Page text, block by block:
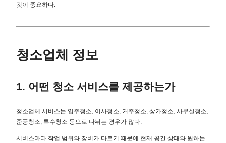
것이 중요하다.
청소업체 정보
1. 어떤 청소 서비스를 제공하는가
청소업체 서비스는 입주청소, 이사청소, 거주청소, 상가청소, 사무실청소,
준공청소, 특수청소 등으로 나뉘는 경우가 많다.
서비스마다 작업 범위와 장비가 다르기 때문에 현재 공간 상태와 원하는